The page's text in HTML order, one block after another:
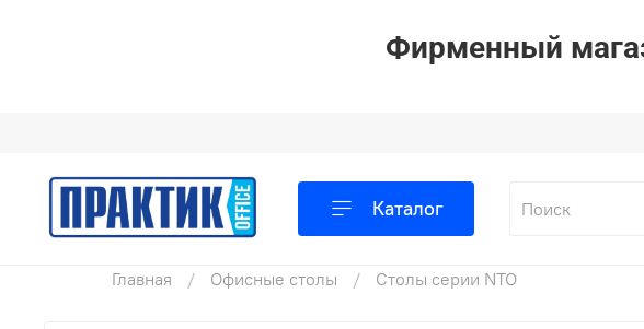
Фирменный
Каталог
Главная Офисные столы Столы серии NTO